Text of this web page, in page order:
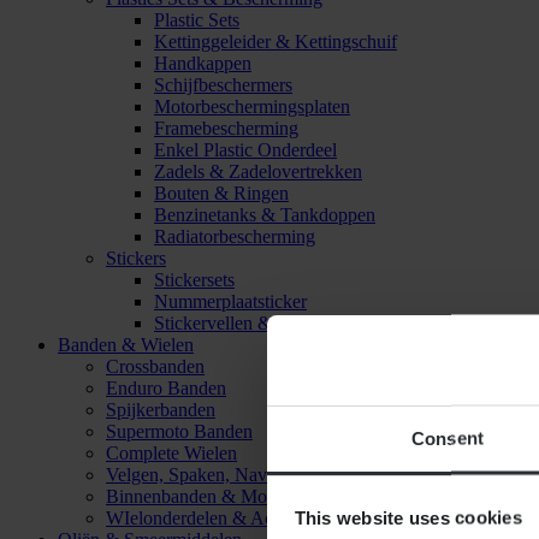
Consent
This website uses cookies
Plastic Sets
Kettinggeleider & Kettingschuif
Handkappen
Schijfbeschermers
Motorbeschermingsplaten
Framebescherming
Enkel Plastic Onderdeel
Zadels & Zadelovertrekken
Bouten & Ringen
Benzinetanks & Tankdoppen
Radiatorbescherming
Stickers
Stickersets
Nummerplaatsticker
Stickervellen & Stickers
Banden & Wielen
Crossbanden
Enduro Banden
Spijkerbanden
Supermoto Banden
Complete Wielen
Velgen, Spaken, Naven & Lagers
Binnenbanden & Mousses
WIelonderdelen & Accessoires